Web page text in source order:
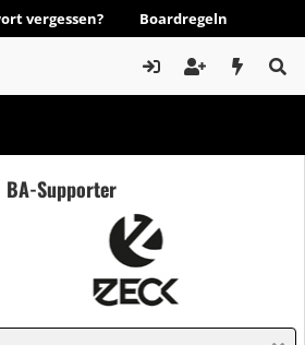
vergessen? Boardregeln
BA-Supporter